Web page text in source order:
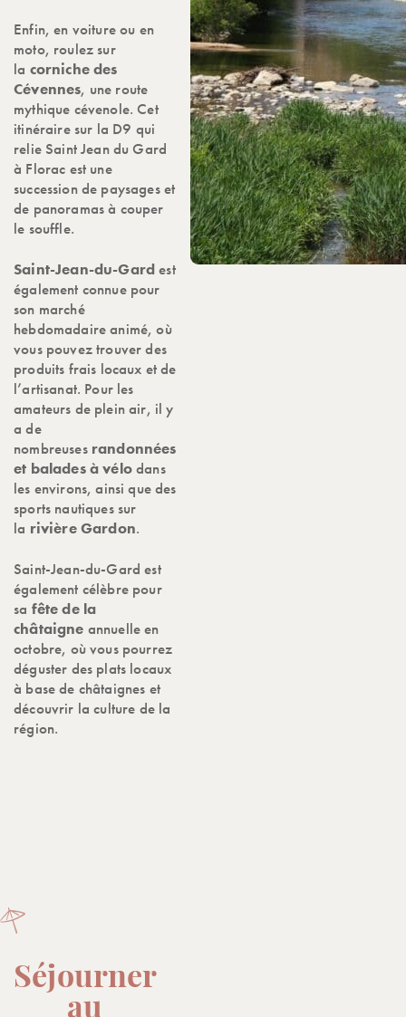
Enfin, en voiture ou en
moto, roulez sur
la corniche des
Cévennes, une route
mythique cévenole. Cet
itinéraire sur la D9 qui
relie Saint Jean du Gard
à Florac est une
succession de paysages et
de panoramas à couper
le souffle.
Saint-Jean-du-Gardest
également connue pour
son marché
hebdomadaire animé, où
vous pouvez trouver des
produits frais locaux et de
l’artisanat. Pour les
amateurs de plein air, il y
a de
nombreuses randonnées
et balades à vélodans
les environs, ainsi que des
sports nautiques sur
la rivière Gardon.
Saint-Jean-du-Gard est
également célèbre pour
sa fête de la
châtaigne annuelle en
octobre, où vous pourrez
déguster des plats locaux
à base de châtaignes et
découvrir la culture de la
région.
Séjourner
au